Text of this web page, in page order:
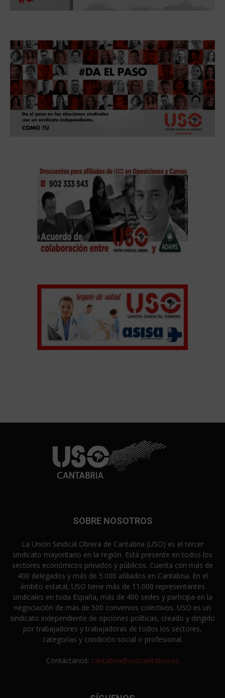
SOBRE NOSOTROS
La Unión Sindical Obrera de Cantabria (USO) es el tercer
sindicato mayoritario en la región. Está presente en todos los
sectores económicos privados y públicos. Cuenta con más de
400 delegados y más de 5.000 afiliados en Cantabria. En el
ámbito estatal, USO tiene más de 11.000 representantes
sindicales en toda España, más de 400 sedes y participa en la
negociación de más de 500 convenios colectivos. USO es un
sindicato independiente de opciones políticas, creado y dirigido
por trabajadores y trabajadoras de todos los sectores,
categorías y condición social o profesional.
Contáctanos: cantabria@usocantabria.es